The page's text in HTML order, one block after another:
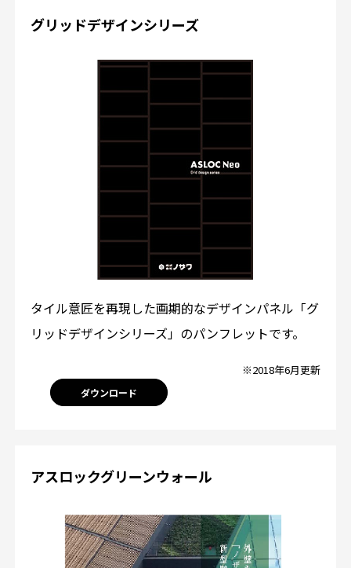
グリッドデザインシリーズ
タイル意匠を再現した画期的なデザインパネル「グ
リッドデザインシリーズ」のパンフレットです。
※2018年6月更新
ダウンロード
アスロックグリーンウォール